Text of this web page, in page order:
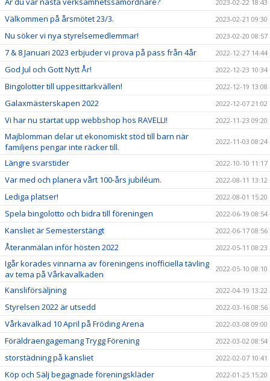
2023-02-22 18:43
Välkommen på årsmötet 23/3. 2023-02-21 09:30
Nu söker vi nya styrelsemedlemmar! 2023-02-20 08:57
7 & 8 Januari 2023 erbjuder vi prova på pass från 4år 2022-12-27 14:44
God Jul och Gott Nytt År! 2022-12-23 10:34
Bingolotter till uppesittarkvällen! 2022-12-19 13:08
Galaxmästerskapen 2022 2022-12-07 21:02
Vi har nu startat upp webbshop hos RAVELLI! 2022-11-23 09:20
Majblomman delar ut ekonomiskt stöd till barn när
familjens pengar inte räcker till.
2022-11-03 08:24
Längre svarstider 2022-10-10 11:17
Var med och planera vårt 100-års jubiléum. 2022-08-11 13:12
Lediga platser! 2022-08-01 15:20
Spela bingolotto och bidra till föreningen 2022-06-19 08:54
Kansliet är Semesterstängt 2022-06-17 08:56
Återanmälan inför hösten 2022 2022-05-11 08:23
Igår korades vinnarna av föreningens inofficiella tävling
av tema på Vårkavalkaden
2022-05-10 08:10
Kansliförsäljning 2022-04-19 13:22
Styrelsen 2022 är utsedd 2022-03-16 08:56
Vårkavalkad 10 April på Fröding Arena 2022-03-08 09:00
Föräldraengagemang Trygg Förening 2022-03-02 08:54
storstädning på kansliet 2022-02-07 10:41
Köp och Sälj begagnade föreningskläder 2022-01-25 15:20